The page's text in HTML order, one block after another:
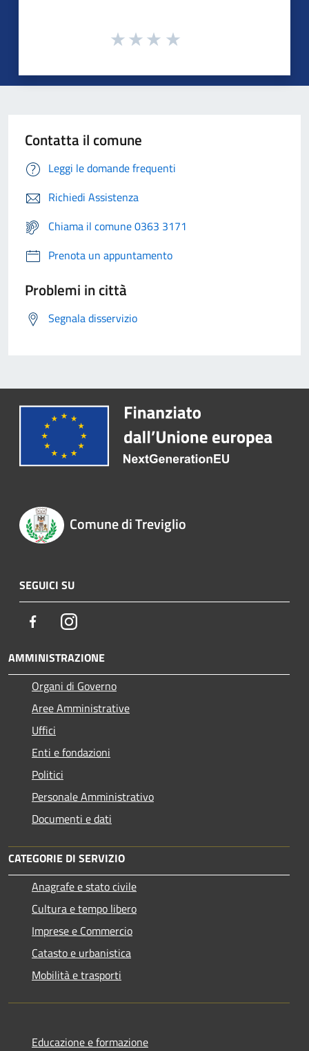
Contatta il comune
Leggi le domande frequenti
Richiedi Assistenza
Chiama il comune 0363 3171
Prenota un appuntamento
Problemi in città
Segnala disservizio
Comune di Treviglio
SEGUICI SU
FacebookInstagram
AMMINISTRAZIONE
Organi di Governo
Aree Amministrative
Uffici
Enti e fondazioni
Politici
Personale Amministrativo
Documenti e dati
CATEGORIE DI SERVIZIO
Anagrafe e stato civile
Cultura e tempo libero
Imprese e Commercio
Catasto e urbanistica
Mobilità e trasporti
Educazione e formazione